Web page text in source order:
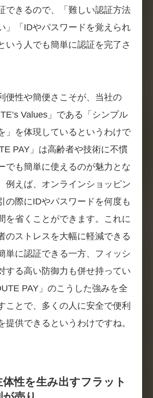
できるので、「難しい認証方法
」「IDやパスワードを覚えられ
いう人でも簡単に認証を完了さ
便性や簡便さこそが、当社の
Values」である「シンプル
」を体現しているというわけで
PAY」は高齢者や技術に不慣
でも簡単に使えるのが魅力とな
例えば、オンラインショッピン
の際にIDやパスワードを何度も
を省くことができます。これに
のストレスを大幅に軽減できる
単に認証できる一方、フィッシ
する高い防御力も併せ持ってい
PAY」のこうした強みを全
ことで、多くの人に安全で便利
提供できるというわけですね。
性を生み出すフラット